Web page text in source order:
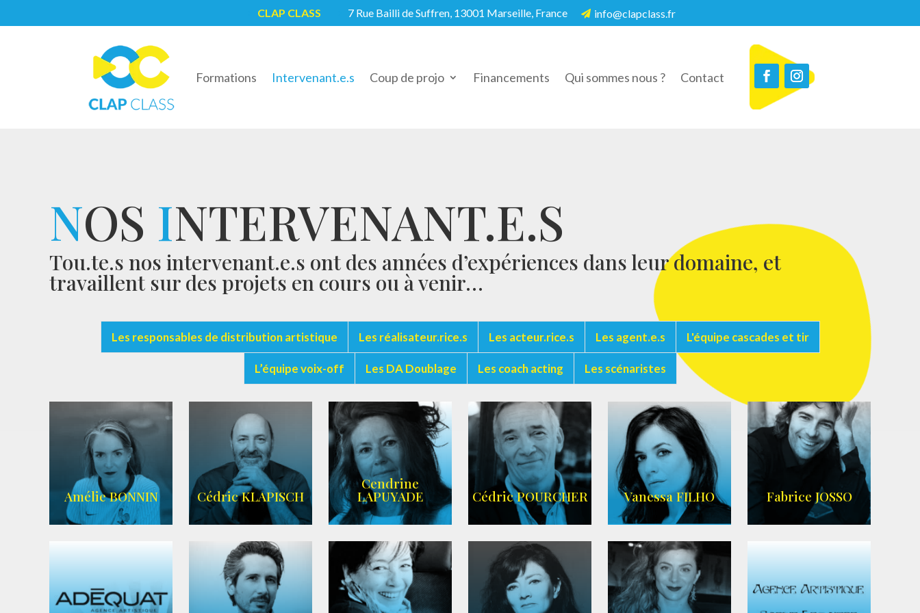
CLAP CLASS 7 Rue Bailli de Suffren, 13001 Marseille, France  info@clapclass.fr
Formations Intervenant.e.s Coup de projo Financements Qui sommes nous ? Contact
NOS INTERVENANT.E.S
Tou.te.s nos intervenant.e.s ont des années d’expériences dans leur domaine, et
travaillent sur des projets en cours ou à venir…
Les responsables de distribution artistique Les réalisateur.rice.s Les acteur.rice.s Les agent.e.s L'équipe cascades et tir
L’équipe voix-off Les DA Doublage Les coach acting Les scénaristes
Amélie BONNIN
WIKIPEDIA
|
SITE OFFICIEL|
Cédric KLAPISCH
Cendrine
LAPUYADE Cédric POURCHER
AGENCE ARC-
Vanessa FILHO Fabrice JOSSO